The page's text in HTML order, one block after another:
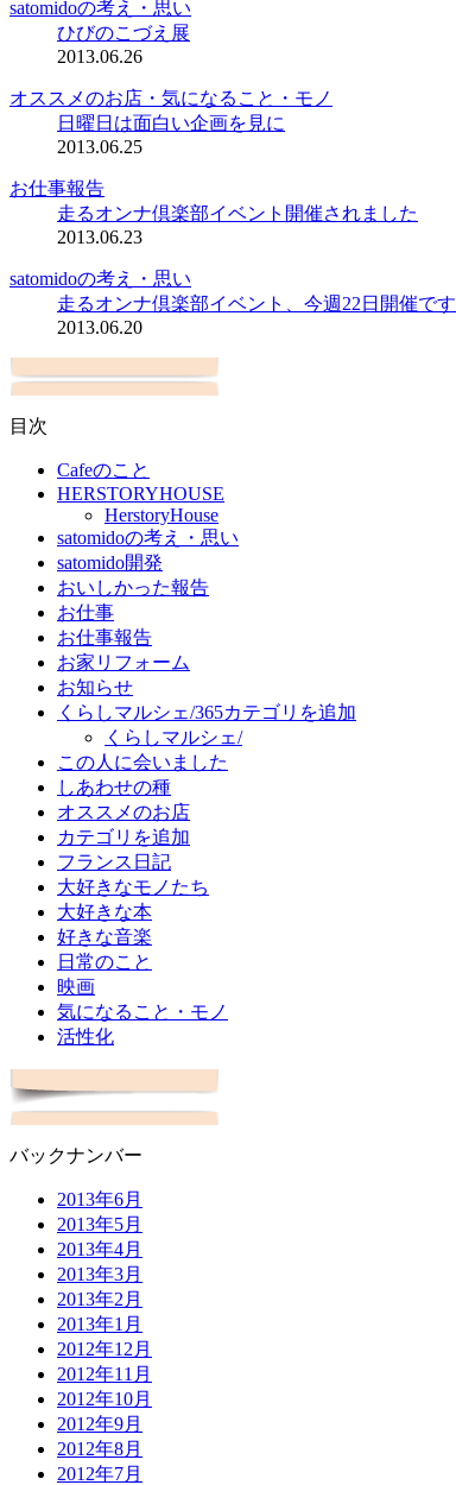
satomidoの考え・思い
ひびのこづえ展
2013.06.26
オススメのお店・気になること・モノ
日曜日は面白い企画を見に
2013.06.25
お仕事報告
走るオンナ倶楽部イベント開催されました
2013.06.23
satomidoの考え・思い
走るオンナ倶楽部イベント、今週22日開催です
2013.06.20
目次
Cafeのこと
HERSTORYHOUSE
HerstoryHouse
satomidoの考え・思い
satomido開発
おいしかった報告
お仕事
お仕事報告
お家リフォーム
お知らせ
くらしマルシェ/365カテゴリを追加
くらしマルシェ/
この人に会いました
しあわせの種
オススメのお店
カテゴリを追加
フランス日記
大好きなモノたち
大好きな本
好きな音楽
日常のこと
映画
気になること・モノ
活性化
バックナンバー
2013年6月
2013年5月
2013年4月
2013年3月
2013年2月
2013年1月
2012年12月
2012年11月
2012年10月
2012年9月
2012年8月
2012年7月